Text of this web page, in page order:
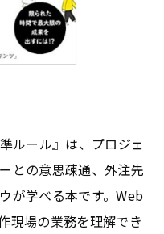
ルール』は、プロジェ
との意思疎通、外注先
が学べる本です。Web
現場の業務を理解でき